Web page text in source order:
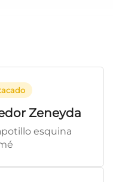
Zeneyda
esquina